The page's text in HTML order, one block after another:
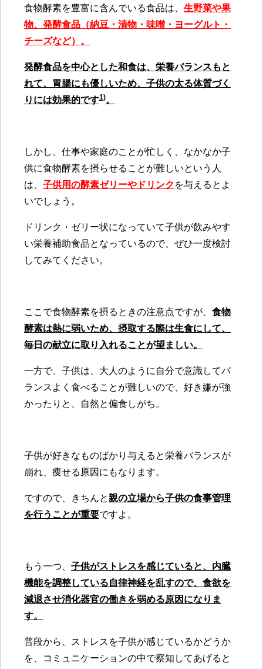
食物酵素を豊富に含んでいる食品は、 生野菜や果
物、発酵食品（納豆・漬物・味噌・ヨーグルト・
チーズなど）。
発酵食品を中心とした和食は、栄養バランスもと
れて、胃腸にも優しいため、子供の太る体質づく
りには効果的です1)。
しかし、仕事や家庭のことが忙しく、なかなか子
供に食物酵素を摂らせることが難しいという人
は、 子供用の酵素ゼリーやドリンク を与えるとよ
いでしょう。
ドリンク・ゼリー状になっていて子供が飲みやす
い栄養補助食品となっているので、ぜひ一度検討
してみてください。
ここで食物酵素を摂るときの注意点ですが、 食物
酵素は熱に弱いため、摂取する際は生食にして、
毎日の献立に取り入れることが望ましい。
一方で、子供は、大人のように自分で意識してバ
ランスよく食べることが難しいので、好き嫌が強
かったりと、自然と偏食しがち。
子供が好きなものばかり与えると栄養バランスが
崩れ、痩せる原因にもなります。
ですので、きちんと親の立場から子供の食事管理
を行うことが重要ですよ。
もう一つ、 子供がストレスを感じていると、内臓
機能を調整している自律神経を乱すので、食欲を
減退させ消化器官の働きを弱める原因になりま
す。
普段から、ストレスを子供が感じているかどうか
を、コミュニケーションの中で察知してあげると